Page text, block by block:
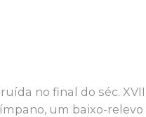
no final do séc.
um baixo-